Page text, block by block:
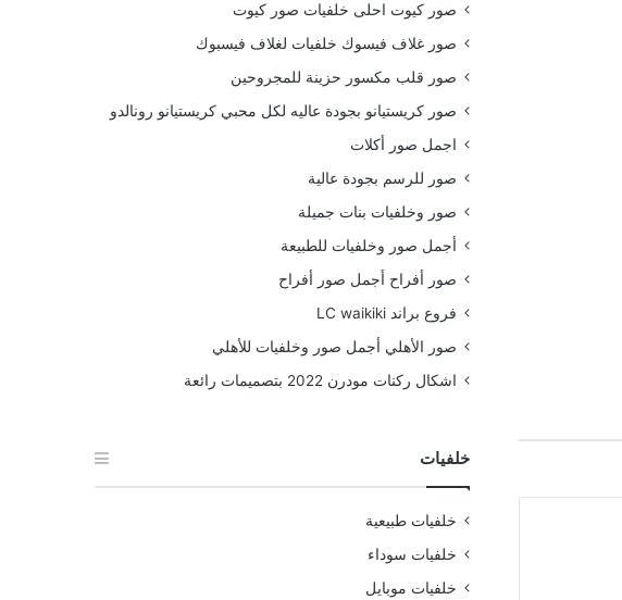
صور كيوت احلى خلفيات صور كيوت
صور غلاف فيسوك خلفيات لغلاف فيسبوك
صور قلب مكسور حزينة للمجروحين
صور كريستيانو بجودة عاليه لكل محبي كريستيانو رونالدو
اجمل صور أكلات
صور للرسم بجودة عالية
صور وخلفيات بنات جميلة
أجمل صور وخلفيات للطبيعة
صور أفراح أجمل صور أفراح
فروع براند LC waikiki
صور الأهلي أجمل صور وخلفيات للأهلي
اشكال ركنات مودرن 2022 بتصميمات رائعة
خلفيات
خلفيات طبيعية
خلفيات سوداء
خلفيات موبايل